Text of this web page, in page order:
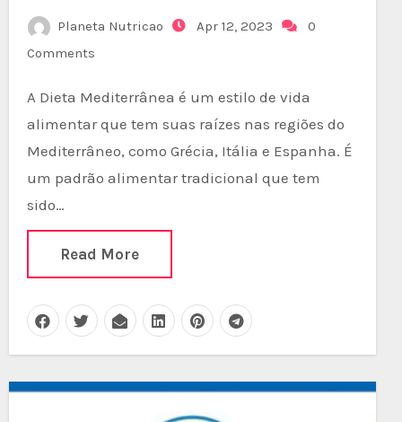
Planeta Nutricao Apr 12, 2023
0
Comments
A Dieta Mediterrânea é um estilo de vida
alimentar que tem suas raízes nas regiões do
Mediterrâneo, como Grécia, Itália e Espanha. É
um padrão alimentar tradicional que tem
sido…
Read More